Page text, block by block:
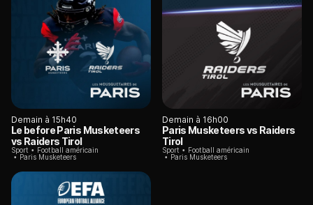
Demain à 15h40
Le before Paris Musketeers
vs Raiders Tirol
Sport
Football américain
Paris Musketeers
Demain à 16h00
Paris Musketeers vs Raiders
Tirol
Sport
Football américain
Paris Musketeers